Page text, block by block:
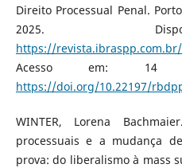
Direito Processual Penal.
2025.
https://
Acesso em: 14
https://doi.org/10.22197/
WINTER, Lorena
processuais e a mudança
prova: do liberalismo à mass